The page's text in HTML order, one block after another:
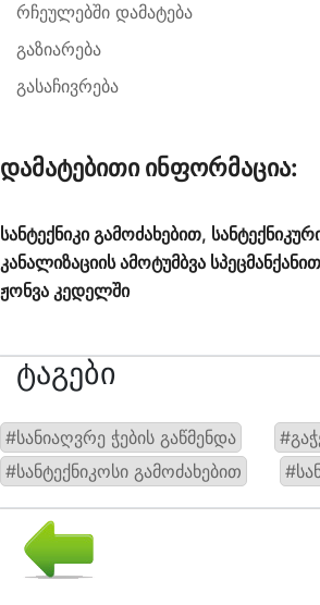
რჩეულებში დამატება
გაზიარება
გასაჩივრება
Დამატებითი Ინფორმაცია:
სანტექნიკი გამოძახებით,
კანალიზაციის ამოტუმბვა
ჟონვა კედელში
Ტაგები
#სანიაღვრე ჭების გაწმენდა
#სანტექნიკოსი გამოძახებით